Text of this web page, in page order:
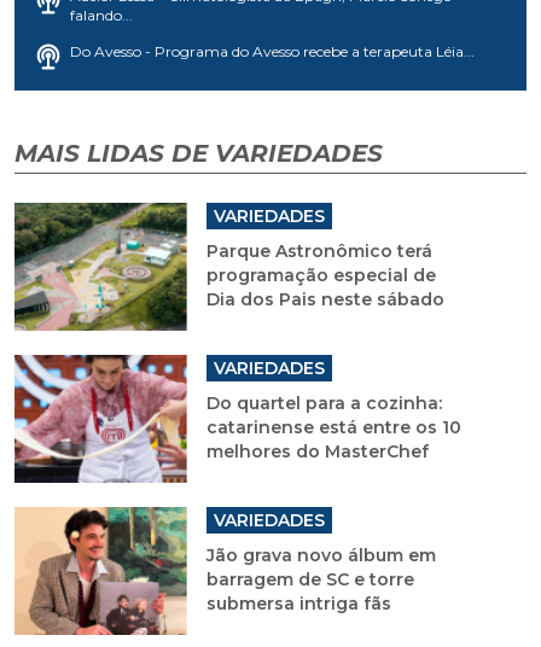
falando...
Do Avesso - Programa do Avesso recebe a terapeuta Léia...
MAIS LIDAS DE VARIEDADES
VARIEDADES
Parque Astronômico terá
programação especial de
Dia dos Pais neste sábado
VARIEDADES
Do quartel para a cozinha:
catarinense está entre os 10
melhores do MasterChef
VARIEDADES
Jão grava novo álbum em
barragem de SC e torre
submersa intriga fãs